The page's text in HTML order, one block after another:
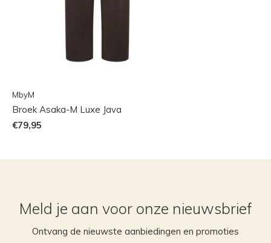
MbyM
Broek Asaka-M Luxe Java
€79,95
Meld je aan voor onze nieuwsbrief
Ontvang de nieuwste aanbiedingen en promoties